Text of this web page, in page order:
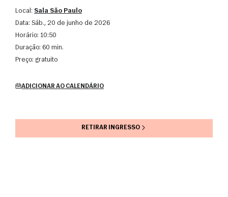
Local: Sala São Paulo
Data:
sáb., 20 de junho de 2026
Horário:
10:50
Duração: 60 min.
Preço: gratuito
ADICIONAR AO CALENDÁRIO
RETIRAR INGRESSO